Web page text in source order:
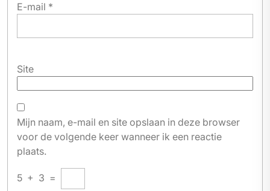
E-mail *
Site
Mijn naam, e-mail en site opslaan in deze browser
voor de volgende keer wanneer ik een reactie
plaats.
5 + 3 =